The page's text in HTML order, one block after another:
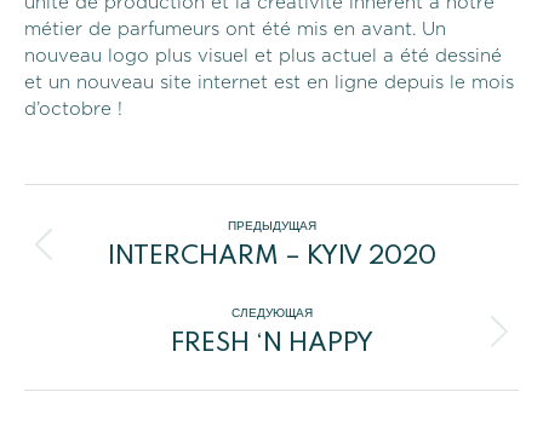
métier de parfumeurs ont été mis en avant. Un
nouveau logo plus visuel et plus actuel a été dessiné
et un nouveau site internet est en ligne depuis le mois
d’octobre !
Навигация
по
записям
ПРЕДЫДУЩАЯ
Предыдущая
INTERCHARM – KYIV 2020
СЛЕДУЮЩАЯ
Следующая
FRESH ‘N HAPPY